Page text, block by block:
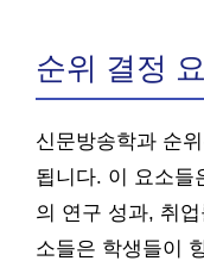
순위 결정
신문방송학과 순
됩니다. 이 요소들
의 연구 성과, 취
소들은 학생들이